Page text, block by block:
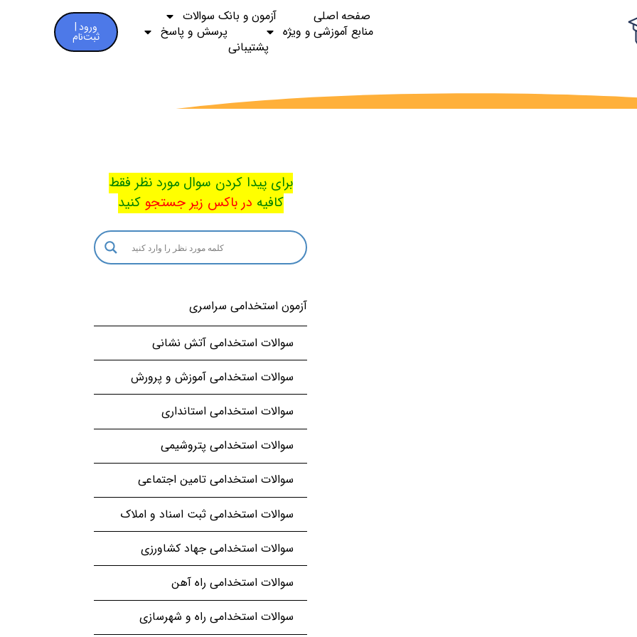
صفحه اصلی
آزمون و بانک سوالات
منابع آموزشی و ویژه
پرسش و پاسخ
پشتیبانی
ورود |
ثبت‌نام
برای پیدا کردن سوال مورد نظر فقط
کافیه در باکس زیر جستجو کنید
آزمون استخدامی سراسری
سوالات استخدامی آتش نشانی
سوالات استخدامی آموزش و پرورش
سوالات استخدامی استانداری
سوالات استخدامی پتروشیمی
سوالات استخدامی تامین اجتماعی
سوالات استخدامی ثبت اسناد و املاک
سوالات استخدامی جهاد کشاورزی
سوالات استخدامی راه آهن
سوالات استخدامی راه و شهرسازی